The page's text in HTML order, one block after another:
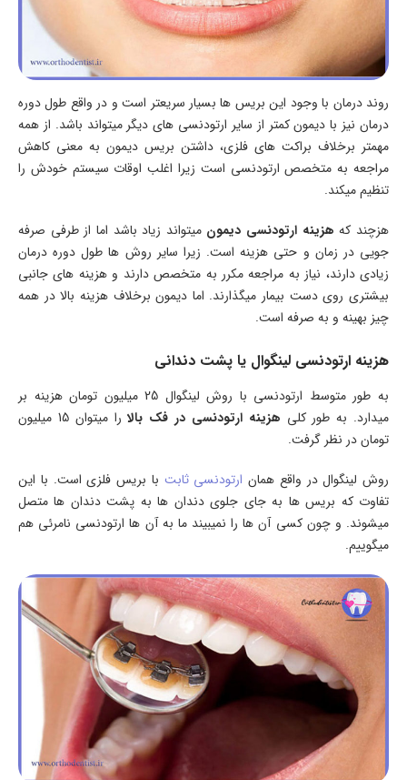
روند درمان با وجود این بریس ها بسیار سریعتر است و در واقع طول دوره
درمان نیز با دیمون کمتر از سایر ارتودنسی های دیگر میتواند باشد. از همه
مهمتر برخلاف براکت های فلزی، داشتن بریس دیمون به معنی کاهش
مراجعه به متخصص ارتودنسی است زیرا اغلب اوقات سیستم خودش را
تنظیم میکند.
هزچند که هزینه ارتودنسی دیمون میتواند زیاد باشد اما از طرفی صرفه
جویی در زمان و حتی هزینه است. زیرا سایر روش ها طول دوره درمان
زیادی دارند، نیاز به مراجعه مکرر به متخصص دارند و هزینه های جانبی
بیشتری روی دست بیمار میگذارند. اما دیمون برخلاف هزینه بالا در همه
چیز بهینه و به صرفه است.
هزینه ارتودنسی لینگوال یا پشت دندانی
به طور متوسط ارتودنسی با روش لینگوال 25 میلیون تومان هزینه بر
میدارد. به طور کلی هزینه ارتودنسی در فک بالا
را میتوان 15 میلیون
تومان در نظر گرفت.
روش لینگوال در واقع همان ارتودنسی ثابت با بریس فلزی است. با این
تفاوت که بریس ها به جای جلوی دندان ها به پشت دندان ها متصل
میشوند. و چون کسی آن ها را نمیبیند ما به آن ها ارتودنسی نامرئی هم
میگوییم.